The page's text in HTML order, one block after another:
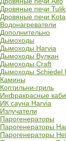
Дровяные печи
Дровяные печи Kota
Водонагреватели
Дополнительно
Дымоходы
Дымоходы Harvia
Дымоходы Вулкан
Дымоходы Craft
Дымоходы Schiedel
Камины
Коптильни-гриль
Инфракрасные
ИК сауна Harvia
Излучатели
Парогенераторы
Парогенераторы
Парогенераторы